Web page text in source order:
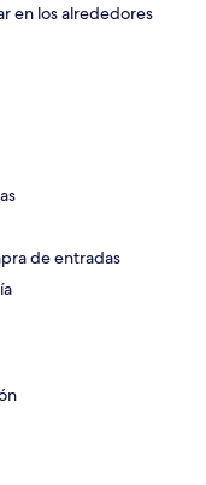
en los alrededores
de entradas